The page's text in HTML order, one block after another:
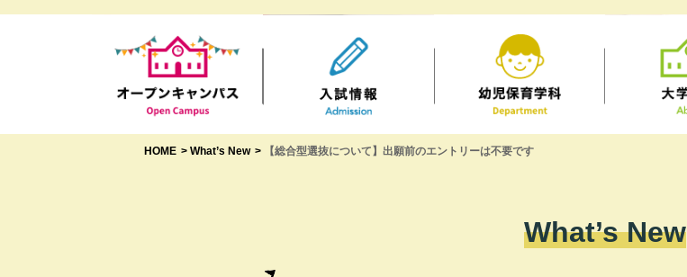
HOME What’s New 【総合型選抜について】出願前のエントリーは不要です
What’s New